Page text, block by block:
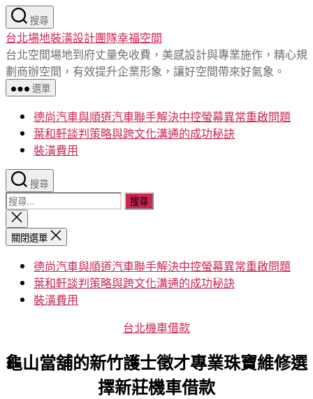
跳
至
主
要
內
容
搜尋
台北場地裝潢設計團隊幸福空間
台北空間場地到府丈量免收費，美感設計與專業施作，精心規
劃商辦空間，有效提升企業形象，讓好空間帶來好氣象。
選單
德尚汽車與順道汽車聯手解決中控螢幕異常重啟問題
葉和軒談判策略與跨文化溝通的成功秘訣
裝潢費用
搜尋
搜
尋
關
鍵
關
閉
搜
關閉選單
德尚汽車與順道汽車聯手解決中控螢幕異常重啟問題
葉和軒談判策略與跨文化溝通的成功秘訣
裝潢費用
分
台北機車借款
龜山當舖的新竹護士徵才專業珠寶維修選
擇新莊機車借款